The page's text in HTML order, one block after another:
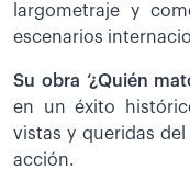
largometraje y
escenarios
Su obra ‘¿Quién
en un éxito
vistas y queridas
acción.